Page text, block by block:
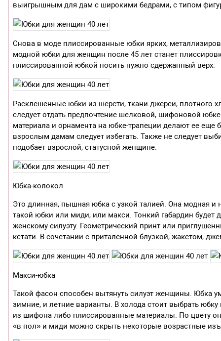
выигрышным для дам с широкими бедрами, с типом
Снова в моде плиссированные юбки ярких,
модной юбки для женщин после 45 лет станет
плиссированной юбкой носить нужно сдержанный верх.
Расклешенные юбки из шерсти, ткани джерси, плотного
следует отдать предпочтение шелковой, шифоновой
материала и орнамента на юбке-трапеции делают ее
взрослым дамам следует избегать. Также не следует
подобает взрослой, статусной женщине.
Юбка-колокол
Это длинная, пышная юбка с узкой талией. Она модная
такой юбки или миди, или макси. Тонкий габардин
женскому силуэту. Геометрический принт или
кстати. В сочетании с приталенной блузкой, жакетом,
Макси-юбка
Такой фасон способен вытянуть силуэт женщины. Юбка
зимние, и летние варианты. В холода стоит выбрать
из шифона либо плиссированные материалы. По цвету
«в пол» и миди можно скрыть некоторые возрастные